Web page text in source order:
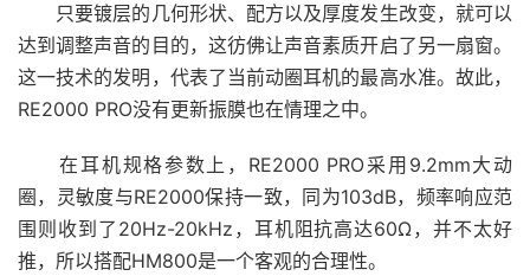
只要镀层的几何形状、配方以及厚度发生改变，就可以
达到调整声音的目的，这彷佛让声音素质开启了另一扇窗。
这一技术的发明，代表了当前动圈耳机的最高水准。故此，
RE2000 PRO没有更新振膜也在情理之中。
在耳机规格参数上，RE2000 PRO采用9.2mm大动
圈，灵敏度与RE2000保持一致，同为103dB，频率响应范
围则收到了20Hz-20kHz，耳机阻抗高达60Ω，并不太好
推，所以搭配HM800是一个客观的合理性。